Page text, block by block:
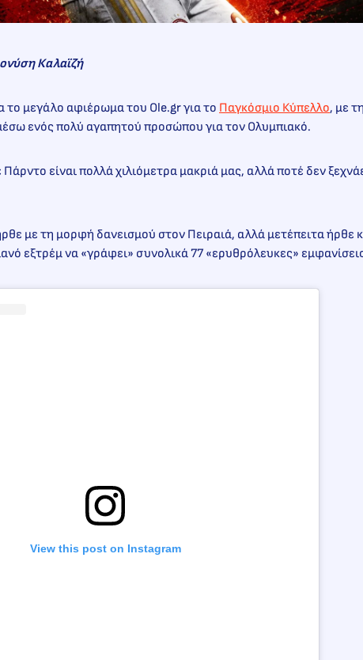
Καλαϊζή
το μεγάλο αφιέρωμα του Ole.gr για το Παγκόσμιο Κύπελλο, με
ενός πολύ αγαπητού προσώπου για τον Ολυμπιακό.
είναι πολλά χιλιόμετρα μακριά μας, αλλά ποτέ δεν
με τη μορφή δανεισμού στον Πειραιά, αλλά μετέπειτα ήρθε
εξτρέμ να «γράφει» συνολικά 77 «ερυθρόλευκες»
View this post on Instagram